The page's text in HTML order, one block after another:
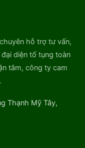
hỗ trợ tư vấn,
diện tố tụng toàn
tâm, công ty cam
Thạnh Mỹ Tây,